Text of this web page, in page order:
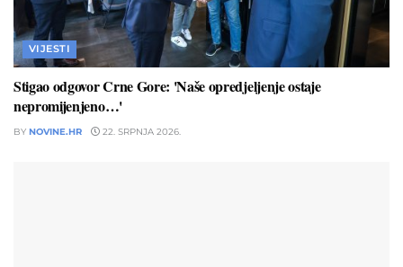
VIJESTI
Stigao odgovor Crne Gore: 'Naše opredjeljenje ostaje
nepromijenjeno…'
BY NOVINE.HR 22. SRPNJA 2026.